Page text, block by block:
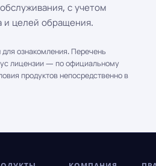
с учетом
и целей обращения.
ознакомления. Перечень
лицензии — по официальному
продуктов непосредственно в